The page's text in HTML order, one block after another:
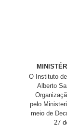
O Instituto
Alberto
pelo
meio de
27